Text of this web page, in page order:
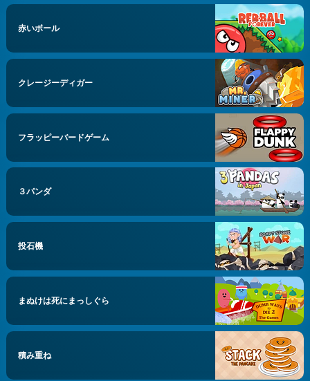
赤いボール
クレージーディガー
フラッピーバードゲーム
３パンダ
投石機
まぬけは死にまっしぐら
積み重ね